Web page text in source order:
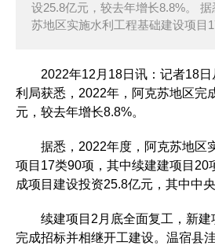
设25.8亿元，较去年增长8.8%。
苏地区实施水利工程基础建设项目
2022年12月18日讯：记者18日
利局获悉，2022年，阿克苏地区完
元，较去年增长8.8%。
据悉，2022年度，阿克苏地区
项目17类90项，其中续建建项目20
成项目建设投资25.8亿元，其中中
续建项目2月底全面复工，新建
完成招标并相继开工建设。温宿县